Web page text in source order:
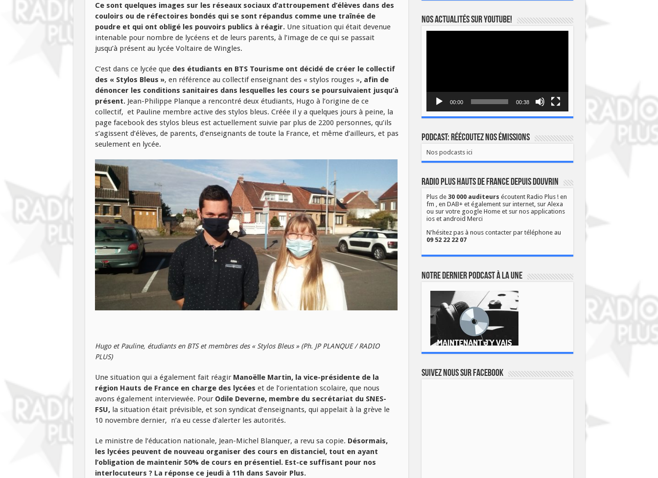
Ce sont quelques images sur les réseaux sociaux d’attroupement d’élèves dans des
couloirs ou de réfectoires bondés qui se sont répandus comme une traînée de
poudre et qui ont obligé les pouvoirs publics à réagir.Une situation qui était devenue
intenable pour nombre de lycéens et de leurs parents, à l’image de ce qui se passait
jusqu’à présent au lycée Voltaire de Wingles.
C’est dans ce lycée quedes étudiants en BTS Tourisme ont décidé de créer le collectif
des « Stylos Bleus », en référence au collectif enseignant des « stylos rouges », afin de
dénoncer les conditions sanitaires dans lesquelles les cours se poursuivaient jusqu’à
présent.Jean-Philippe Planque a rencontré deux étudiants, Hugo à l’origine de ce
collectif, et Pauline membre active des stylos bleus. Créée il y a quelques jours à peine, la
page facebook des stylos bleus est actuellement suivie par plus de 2200 personnes, qu’ils
s’agissent d’élèves, de parents, d’enseignants de toute la France, et même d’ailleurs, et pas
seulement en lycée.
Hugo et Pauline, étudiants en BTS et membres des « Stylos Bleus » (Ph. JP PLANQUE / RADIO
PLUS)
Une situation qui a également fait réagirManoëlle Martin, la vice-présidente de la
région Hauts de France en charge des lycées et de l’orientation scolaire, que nous
avons également interviewée. Pour Odile Deverne, membre du secrétariat du SNES-
FSU,la situation était prévisible, et son syndicat d’enseignants, qui appelait à la grève le
10 novembre dernier, n’a eu cesse d’alerter les autorités.
Le ministre de l’éducation nationale, Jean-Michel Blanquer, a revu sa copie. Désormais,
les lycées peuvent de nouveau organiser des cours en distanciel, tout en ayant
l’obligation de maintenir 50% de cours en présentiel. Est-ce suffisant pour nos
interlocuteurs ? La réponse ce jeudi à 11h dans Savoir Plus.
Nos actualités sur YOUTUBE!
00:00 00:38
Podcast: Réécoutez nos émissions
Nos podcasts ici
Radio Plus Hauts de France depuis Douvrin
Plus de 30 000 auditeurs écoutent Radio Plus ! en
fm , en DAB+ et également sur internet, sur Alexa
ou sur votre google Home et sur nos applications
ios et android Merci
N'hésitez pas à nous contacter par téléphone au
09 52 22 22 07
Notre dernier podcast à la une
Suivez nous sur Facebook